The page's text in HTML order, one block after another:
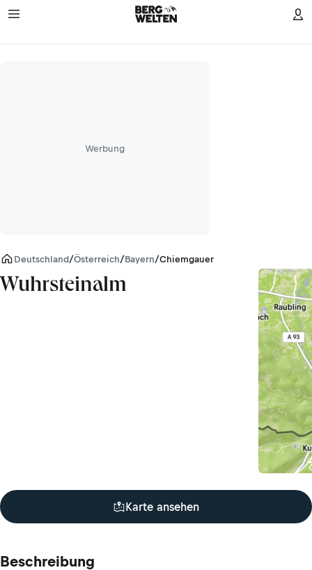
Werbung
Deutschland/Österreich/Bayern/Chiemgauer Alpen
Wuhrsteinalm
Karte ansehen
Beschreibung